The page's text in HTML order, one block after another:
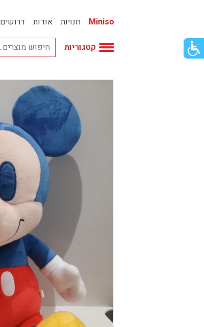
כפתור
לפתיחת
Miniso חנויות אודות דרושים
קטגוריות
אביזרי אופנה
אחסון
אמבטיה
באק טו סקול
בובות
בישום ונרות
בקבוקים
דיגיטל
הום אקססוריז
הלבשה תחתונה
טיפוח
טקסטיל לבית